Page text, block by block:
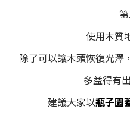
使用木質
除了可以讓木頭恢復光澤
多益得有
建議大家以瓶子園